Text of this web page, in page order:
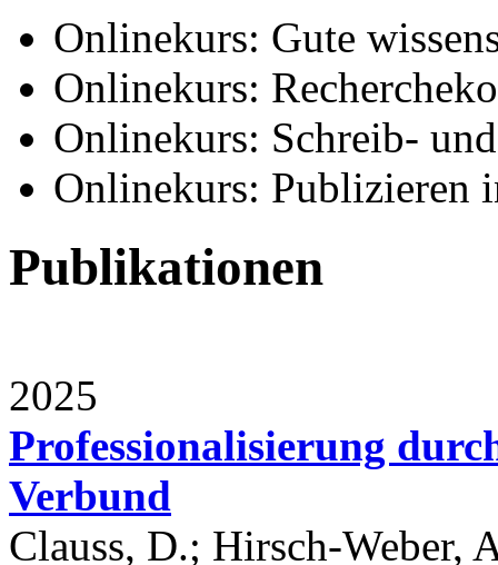
Onlinekurs: Gute
Onlinekurs:
Onlinekurs: Schreib-
Onlinekurs: Publizieren
Publikationen
2025
Professionalisierung
Verbund
Clauss, D.; Hirsch-Weber,